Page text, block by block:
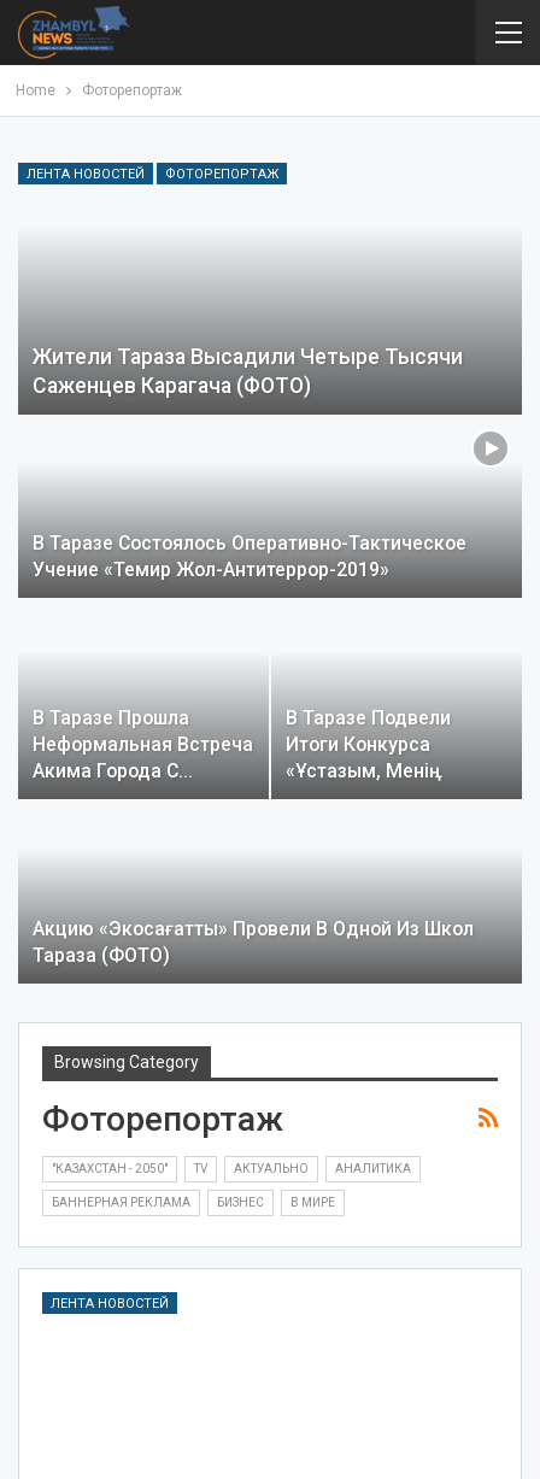
Home Фоторепортаж
ЛЕНТА НОВОСТЕЙ ФОТОРЕПОРТАЖ
Жители Тараза Высадили Четыре Тысячи
Саженцев Карагача (ФОТО)
В Таразе Состоялось Оперативно-Тактическое
Учение «Темир Жол-Антитеррор-2019»
В Таразе Прошла
Неформальная Встреча
Акима Города С…
В Таразе Подвели
Итоги Конкурса
«Ұстазым, Менің…
Акцию «Экосағатты» Провели В Одной Из Школ
Тараза (ФОТО)
Browsing Category
Фоторепортаж
"КАЗАХСТАН - 2050" TV АКТУАЛЬНО АНАЛИТИКА
БАННЕРНАЯ РЕКЛАМА БИЗНЕС В МИРЕ
ЛЕНТА НОВОСТЕЙ